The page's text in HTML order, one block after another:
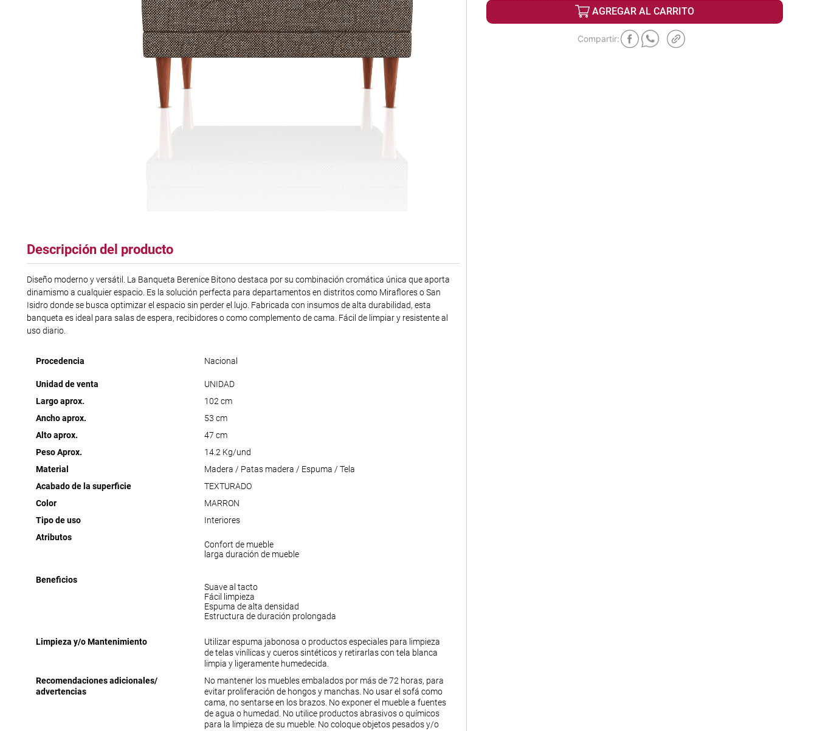
Descripción del producto
Diseño moderno y versátil. La Banqueta Berenice Bitono destaca por su combinación cromática única que aporta
dinamismo a cualquier espacio. Es la solución perfecta para departamentos en distritos como Miraflores o San
Isidro donde se busca optimizar el espacio sin perder el lujo. Fabricada con insumos de alta durabilidad, esta
banqueta es ideal para salas de espera, recibidores o como complemento de cama. Fácil de limpiar y resistente al
uso diario.
Procedencia Nacional
Unidad de venta
UNIDAD
Largo aprox.
102 cm
Ancho aprox.
53 cm
Alto aprox.
47 cm
Peso Aprox.
14.2 Kg/und
Material
Madera / Patas madera / Espuma / Tela
Acabado de la superficie
TEXTURADO
Color
MARRON
Tipo de uso
Interiores
Atributos
Confort de mueble
larga duración de mueble
Beneficios
Suave al tacto
Fácil limpieza
Espuma de alta densidad
Estructura de duración prolongada
Limpieza y/o Mantenimiento
Utilizar espuma jabonosa o productos especiales para limpieza
de telas vinílicas y cueros sintéticos y retirarlas con tela blanca
limpia y ligeramente humedecida.
Recomendaciones adicionales/
advertencias
No mantener los muebles embalados por más de 72 horas, para
evitar proliferación de hongos y manchas. No usar el sofá como
cama, no sentarse en los brazos. No exponer el mueble a fuentes
de agua o humedad. No utilice productos abrasivos o químicos
para la limpieza de su mueble. No coloque objetos pesados y/o
AGREGAR AL CARRITO
tapete